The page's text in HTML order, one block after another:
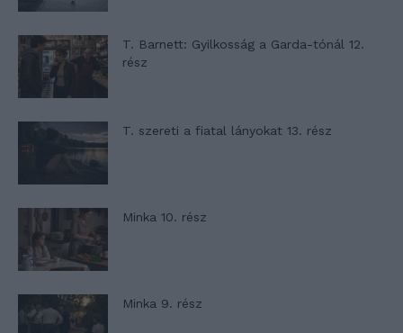
T. Barnett: Gyilkosság a Garda-tónál 12.
rész
T. szereti a fiatal lányokat 13. rész
Minka 10. rész
Minka 9. rész